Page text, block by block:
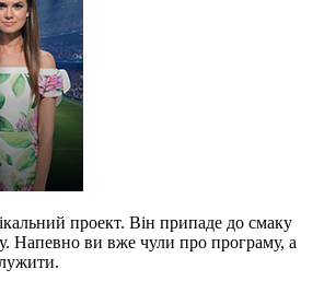
проект. Він припаде до смаку
Напевно ви вже чули про програму, а